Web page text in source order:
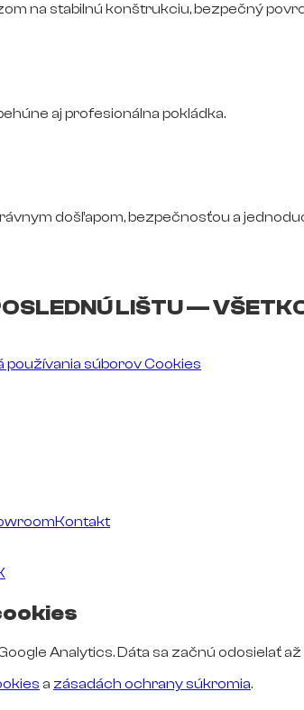
na stabilnú konštrukciu, bezpečný
aj profesionálna pokládka.
došľapom, bezpečnosťou a
LIŠTU —
používania súborov Cookies
Kontakt
Analytics. Dáta sa začnú odosielať
a zásadách ochrany súkromia.